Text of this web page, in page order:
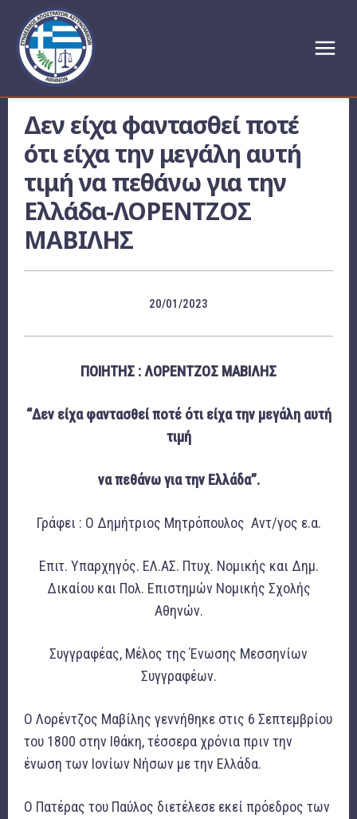
Δεν είχα φαντασθεί ποτέ
ότι είχα την μεγάλη αυτή
τιμή να πεθάνω για την
Ελλάδα-ΛΟΡΕΝΤΖΟΣ
ΜΑΒΙΛΗΣ
20/01/2023
ΠΟΙΗΤΗΣ : ΛΟΡΕΝΤΖΟΣ ΜΑΒΙΛΗΣ
“Δεν είχα φαντασθεί ποτέ ότι είχα την μεγάλη αυτή
τιμή
να πεθάνω για την Ελλάδα”.
Γράφει : Ο Δημήτριος Μητρόπουλος Αντ/γος ε.α.
Επιτ. Υπαρχηγός. ΕΛ.ΑΣ. Πτυχ. Νομικής και Δημ.
Δικαίου και Πολ. Επιστημών Νομικής Σχολής
Αθηνών.
Συγγραφέας, Μέλος της Ένωσης Μεσσηνίων
Συγγραφέων.
Ο Λορέντζος Μαβίλης γεννήθηκε στις 6 Σεπτεμβρίου
του 1800 στην Ιθάκη, τέσσερα χρόνια πριν την
ένωση των Ιονίων Νήσων με την Ελλάδα.
Ο Πατέρας του Παύλος διετέλεσε εκεί πρόεδρος των